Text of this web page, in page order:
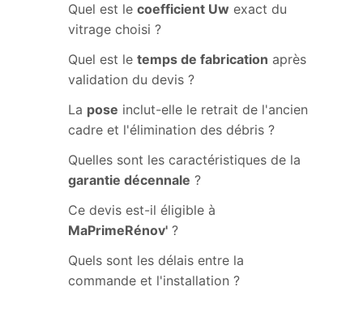
Quel est le coefficient Uw exact du
vitrage choisi ?
Quel est le temps de fabrication après
validation du devis ?
La pose inclut-elle le retrait de l'ancien
cadre et l'élimination des débris ?
Quelles sont les caractéristiques de la
garantie décennale ?
Ce devis est-il éligible à
MaPrimeRénov' ?
Quels sont les délais entre la
commande et l'installation ?